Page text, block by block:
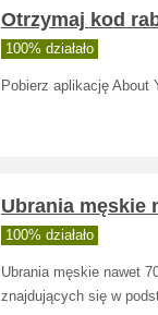
Otrzymaj kod
100% działało
Pobierz aplikację About
Ubrania męskie
100% działało
Ubrania męskie nawet
znajdujących się w